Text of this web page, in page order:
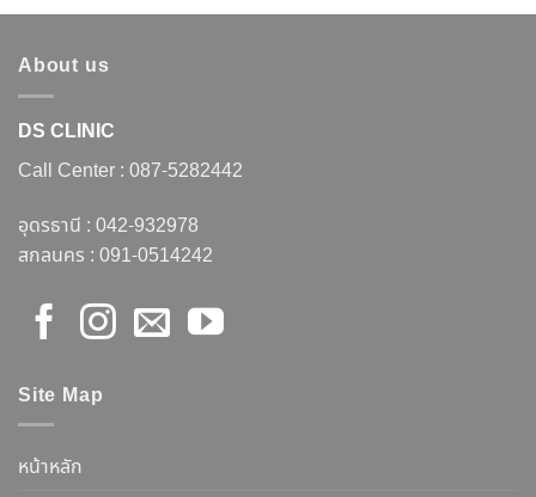
About us
DS CLINIC
Call Center : 087-5282442
อุดรธานี : 042-932978
สกลนคร : 091-0514242
Site Map
หน้าหลัก